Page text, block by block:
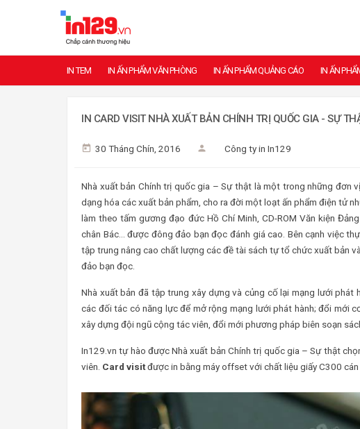
IN TEM IN ẤN PHẨM VĂN PHÒNG IN ẤN PHẨM QUẢNG CÁO IN ẤN
IN CARD VISIT NHÀ XUẤT BẢN CHÍNH TRỊ QUỐC GIA - SỰ
30 Tháng Chín, 2016 Công ty in In129
Nhà xuất bản Chính trị quốc gia – Sự thật là một trong những đơn
dạng hóa các xuất bản phẩm, cho ra đời một loạt ấn phẩm điện tử
làm theo tấm gương đạo đức Hồ Chí Minh, CD-ROM Văn kiện
chân Bác… được đông đảo bạn đọc đánh giá cao. Bên cạnh việc
tập trung nâng cao chất lượng các đề tài sách tự tổ chức xuất bản
đảo bạn đọc.
Nhà xuất bản đã tập trung xây dựng và củng cố lại mạng lưới
các đối tác có năng lực để mở rộng mạng lưới phát hành; đổi mới
xây dựng đội ngũ cộng tác viên, đổi mới phương pháp biên soạn
In129.vn tự hào được Nhà xuất bản Chính trị quốc gia – Sự thật
viên. Card visitđược in bằng máy offset với chất liệu giấy C300 cán